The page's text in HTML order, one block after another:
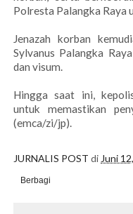
Polresta Palangka Raya
Jenazah korban
Sylvanus Palangka
dan visum.
Hingga saat ini,
untuk memastikan
(emca/zi/jp).
JURNALIS POST di Juni
Berbagi